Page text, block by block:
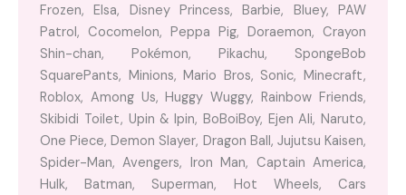
Frozen, Elsa, Disney Princess, Barbie, Bluey, PAW
Patrol, Cocomelon, Peppa Pig, Doraemon, Crayon
Shin-chan, Pokémon, Pikachu, SpongeBob
SquarePants, Minions, Mario Bros, Sonic, Minecraft,
Roblox, Among Us, Huggy Wuggy, Rainbow Friends,
Skibidi Toilet, Upin & Ipin, BoBoiBoy, Ejen Ali, Naruto,
One Piece, Demon Slayer, Dragon Ball, Jujutsu Kaisen,
Spider-Man, Avengers, Iron Man, Captain America,
Hulk, Batman, Superman, Hot Wheels, Cars